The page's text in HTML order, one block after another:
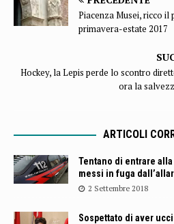
Piacenza Musei, ricco
primavera-estate 2017
Hockey, la Lepis perde lo scontro
ora la
ARTICOLI
Tentano di entrare
messi in fuga
2 Settembre 2018
Sospettato di aver